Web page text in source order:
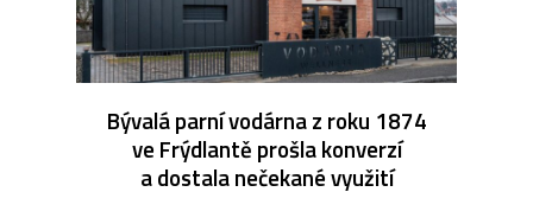
Bývalá parní vodárna z roku 1874
ve Frýdlantě prošla konverzí
a dostala nečekané využití